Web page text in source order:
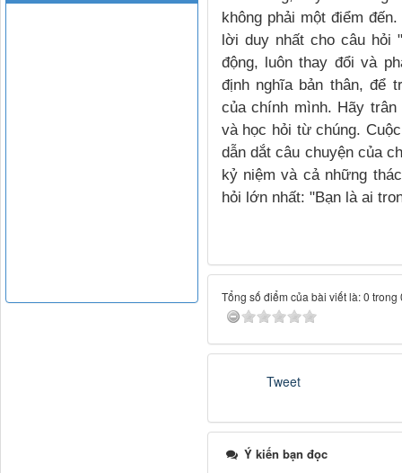
không phải một điểm
lời duy nhất cho câu hỏi
động, luôn thay đổi và
định nghĩa bản thân, để
của chính mình. Hãy
và học hỏi từ chúng.
dẫn dắt câu chuyện của
kỷ niệm và cả những
hỏi lớn nhất: "Bạn là ai
Tổng số điểm của bài viết là: 0 trong
Tweet
Ý kiến bạn đọc